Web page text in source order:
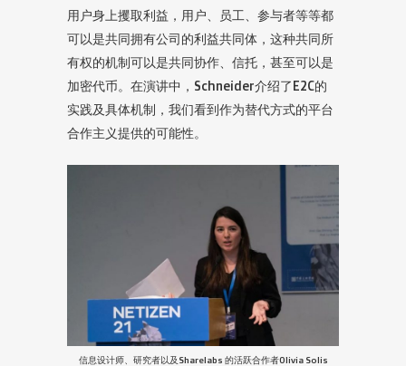
用户身上攫取利益，用户、员工、参与者等等都
可以是共同拥有公司的利益共同体，这种共同所
有权的机制可以是共同协作、信托，甚至可以是
加密代币。在演讲中，Schneider介绍了E2C的
实践及具体机制，我们看到作为替代方式的平台
合作主义提供的可能性。
信息设计师、研究者以及Sharelabs 的活跃合作者Olivia Solis